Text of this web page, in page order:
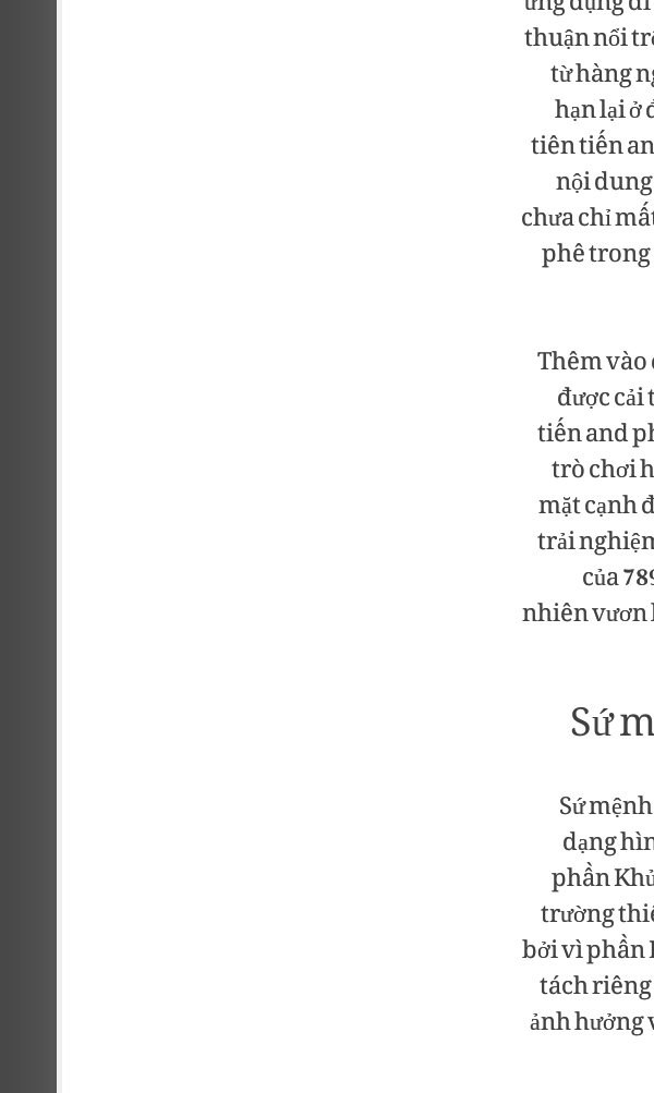
thuận nổi
từ hàng
hạn lại
tiên tiến
nội
chưa chỉ
phê
Thêm
được
tiến and
trò chơi
mặt
trảicủa
nhiên
Sứ
Sứ
dạng
phần
trường
bởi vì
tách
ảnh